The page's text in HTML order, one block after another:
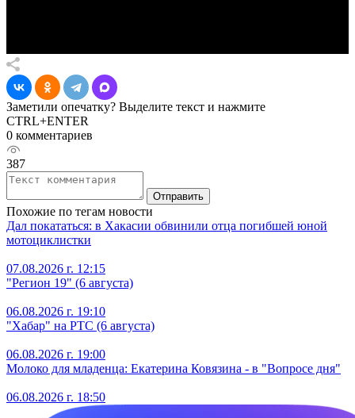
Заметили опечатку? Выделите текст и нажмите
CTRL+ENTER
0 комментариев
387
Отправить
Похожие по тегам новости
Дал покататься: в Хакасии обвинили отца погибшей юной
мотоциклистки
07.08.2026 г. 12:15
"Регион 19" (6 августа)
06.08.2026 г. 19:10
"Хабар" на РТС (6 августа)
06.08.2026 г. 19:00
Молоко для младенца: Екатерина Ковязина - в "Вопросе дня"
06.08.2026 г. 18:50